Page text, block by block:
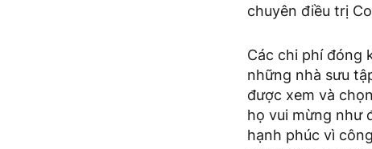
chuyên điều trị
Các chi phí đóng
những nhà sưu
được xem và
họ vui mừng như
hạnh phúc vì